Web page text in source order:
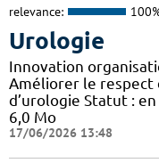
relevance:
Urologie
Innovation
Améliorer le respect
d’urologie Statut :
6,0 Mo
17/06/2026 13:48